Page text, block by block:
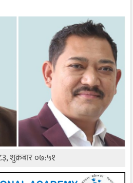
शुक्रबार ०७:५१